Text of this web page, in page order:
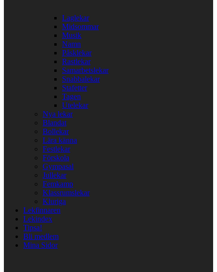
Laglekar
Midsommar
Musik
Namn
Påsklekar
Rastlekar
Samarbetslekar
Snabbalekar
Stafetter
Tagen
Utelekar
Nya lekar
Blandat
Bollekar
Lära känna
Festlekar
Förskola
Gympasal
Jullekar
Femkamp
Klassrumslekar
Kluriga
Lekfinnaren
Lekindex
Tipsa!
Bli medlem
Mina Sidor